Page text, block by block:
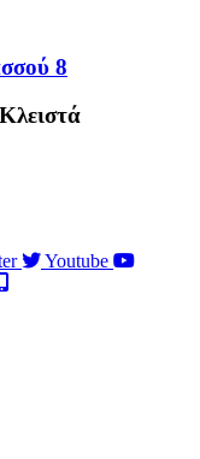
8
Youtube